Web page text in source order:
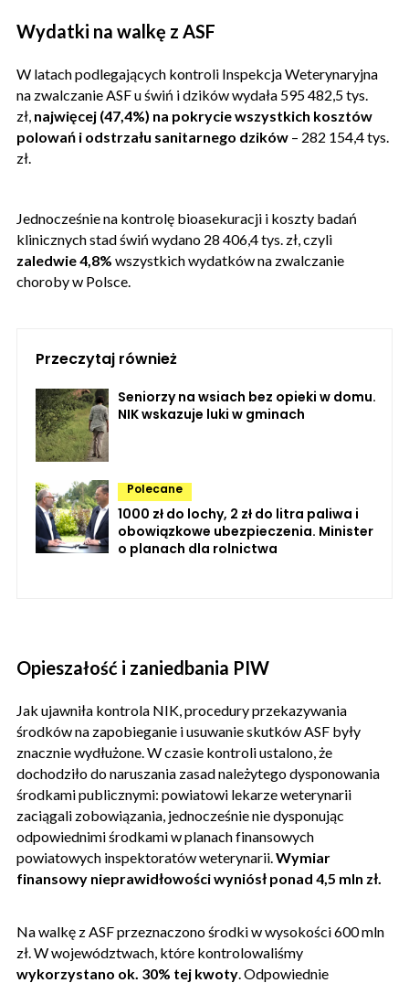
Wydatki na walkę z ASF
W latach podlegających kontroli Inspekcja Weterynaryjna
na zwalczanie ASF u świń i dzików wydała 595 482,5 tys.
zł, najwięcej (47,4%) na pokrycie wszystkich kosztów
polowań i odstrzału sanitarnego dzików – 282 154,4 tys.
zł.
Jednocześnie na kontrolę bioasekuracji i koszty badań
klinicznych stad świń wydano 28 406,4 tys. zł, czyli
zaledwie 4,8% wszystkich wydatków na zwalczanie
choroby w Polsce.
Przeczytaj również
Seniorzy na wsiach bez opieki w domu.
NIK wskazuje luki w gminach
Polecane
1000 zł do lochy, 2 zł do litra paliwa i
obowiązkowe ubezpieczenia. Minister
o planach dla rolnictwa
Opieszałość i zaniedbania PIW
Jak ujawniła kontrola NIK, procedury przekazywania
środków na zapobieganie i usuwanie skutków ASF były
znacznie wydłużone. W czasie kontroli ustalono, że
dochodziło do naruszania zasad należytego dysponowania
środkami publicznymi: powiatowi lekarze weterynarii
zaciągali zobowiązania, jednocześnie nie dysponując
odpowiednimi środkami w planach finansowych
powiatowych inspektoratów weterynarii. Wymiar
finansowy nieprawidłowości wyniósł ponad 4,5 mln zł.
Na walkę z ASF przeznaczono środki w wysokości 600 mln
zł. W województwach, które kontrolowaliśmy
wykorzystano ok. 30% tej kwoty . Odpowiednie